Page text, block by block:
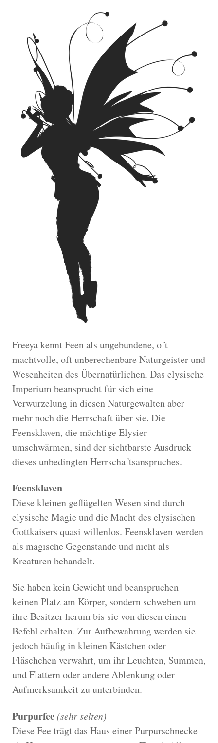
Freeya kennt Feen als ungebundene, oft
machtvolle, oft unberechenbare Naturgeister und
Wesenheiten des Übernatürlichen. Das elysische
Imperium beansprucht für sich eine
Verwurzelung in diesen Naturgewalten aber
mehr noch die Herrschaft über sie. Die
Feensklaven, die mächtige Elysier
umschwärmen, sind der sichtbarste Ausdruck
dieses unbedingten Herrschaftsanspruches.
Feensklaven
Diese kleinen geflügelten Wesen sind durch
elysische Magie und die Macht des elysischen
Gottkaisers quasi willenlos. Feensklaven werden
als magische Gegenstände und nicht als
Kreaturen behandelt.
Sie haben kein Gewicht und beanspruchen
keinen Platz am Körper, sondern schweben um
ihre Besitzer herum bis sie von diesen einen
Befehl erhalten. Zur Aufbewahrung werden sie
jedoch häufig in kleinen Kästchen oder
Fläschchen verwahrt, um ihr Leuchten, Summen,
und Flattern oder andere Ablenkung oder
Aufmerksamkeit zu unterbinden.
Purpurfee (sehr selten)
Diese Fee trägt das Haus einer Purpurschnecke